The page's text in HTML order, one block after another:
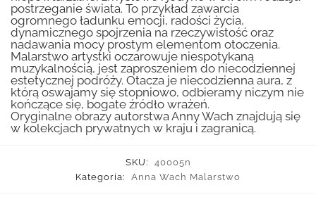
postrzeganie świata. To przykład zawarcia
ogromnego ładunku emocji, radości życia,
dynamicznego spojrzenia na rzeczywistość oraz
nadawania mocy prostym elementom otoczenia.
Malarstwo artystki oczarowuje niespotykaną
muzykalnością, jest zaproszeniem do niecodziennej
estetycznej podróży. Otacza je niecodzienna aura, z
którą oswajamy się stopniowo, odbieramy niczym nie
kończące się, bogate źródło wrażeń.
Oryginalne obrazy autorstwa Anny Wach znajdują się
w kolekcjach prywatnych w kraju i zagranicą.
SKU:
40005n
Kategoria:
Anna Wach Malarstwo